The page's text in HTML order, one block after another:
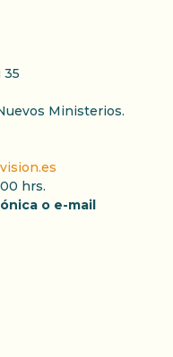
35
Ministerios.
hrs.
o e-mail